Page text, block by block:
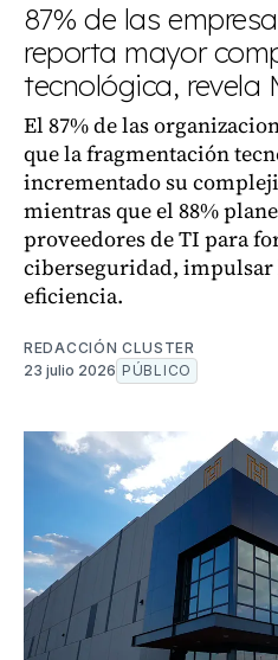
87% de las
reporta mayor
tecnológica, revela
El 87% de las
que la fragmentación
incrementado su
mientras que el 88%
proveedores de TI para
ciberseguridad,
eficiencia.
REDACCIÓN CLUSTER
23 julio 2026 PÚBLICO